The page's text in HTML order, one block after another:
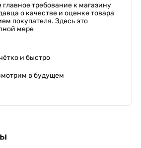
главное требование к магазину
о качестве и оценке товара
покупателя. Здесь это
мере
и быстро
в будущем